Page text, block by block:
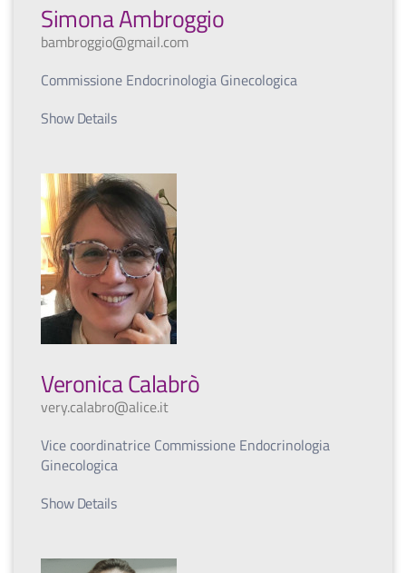
Simona Ambroggio
bambroggio@gmail.com
Commissione Endocrinologia Ginecologica
Show Details
Veronica Calabrò
very.calabro@alice.it
Vice coordinatrice Commissione Endocrinologia
Ginecologica
Show Details